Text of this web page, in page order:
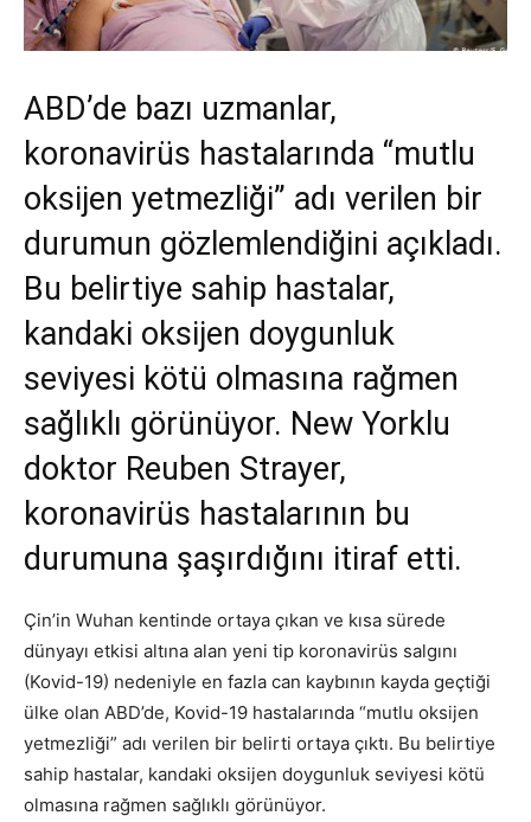
ABD’de bazı uzmanlar,
koronavirüs hastalarında “mutlu
oksijen yetmezliği” adı verilen bir
durumun gözlemlendiğini açıkladı.
Bu belirtiye sahip hastalar,
kandaki oksijen doygunluk
seviyesi kötü olmasına rağmen
sağlıklı görünüyor. New Yorklu
doktor Reuben Strayer,
koronavirüs hastalarının bu
durumuna şaşırdığını itiraf etti.
Çin’in Wuhan kentinde ortaya çıkan ve kısa sürede
dünyayı etkisi altına alan yeni tip koronavirüs salgını
(Kovid-19) nedeniyle en fazla can kaybının kayda geçtiği
ülke olan ABD’de, Kovid-19 hastalarında “mutlu oksijen
yetmezliği” adı verilen bir belirti ortaya çıktı. Bu belirtiye
sahip hastalar, kandaki oksijen doygunluk seviyesi kötü
olmasına rağmen sağlıklı görünüyor.